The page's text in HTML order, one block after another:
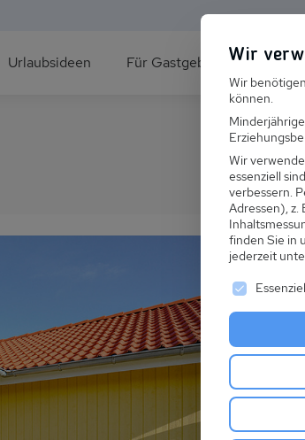
Urlaubsideen Für Gastgeber Über
Wir
Wir
können.
Wir
essenziell
verbessern.
Adressen), z.
finden Sie in
jederzeit
Es folgt